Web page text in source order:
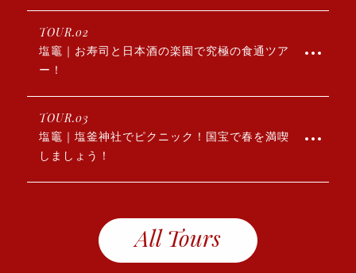
TOUR.02
塩竈｜お寿司と日本酒の楽園で究極の食通ツア
ー！
TOUR.03
塩竈｜塩釜神社でピクニック！国宝で春を満喫
しましょう！
All Tours